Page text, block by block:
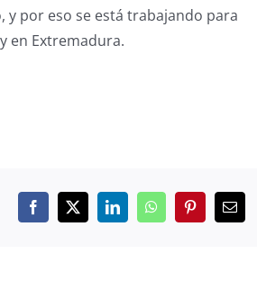
y por eso se está trabajando para
en Extremadura.